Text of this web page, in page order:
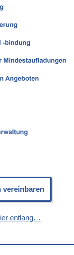
vereinbaren
entlang…